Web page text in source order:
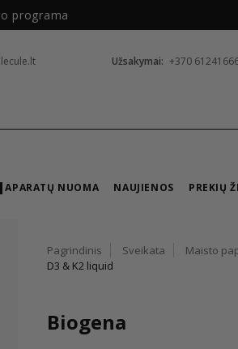
Užsakymai: +370
APARATŲ NUOMA NAUJIENOS PREKIŲ
Pagrindinis Sveikata Maisto
D3 & K2 liquid
Biogena